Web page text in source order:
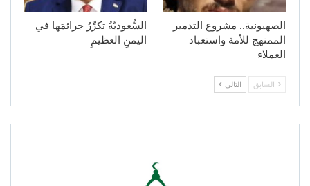
الصهيونية.. مشروع التدمير
الممنهج للأمة واستعباد
العملاء
السُّعوديّةُ تكرِّرُ جرائمَها في
اليمنِ العظيمِ
السابق التالي